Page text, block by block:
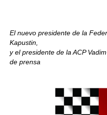
El nuevo presidente de la
Kapustin,
y el presidente de la ACP
de prensa